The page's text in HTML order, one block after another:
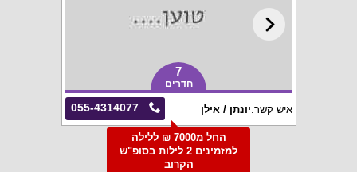
7
חדרים
055-4314077 איש קשר:יונתן / אילן
החל מ7000 ₪ ללילה
למזמינים 2 לילות בסופ"ש
הקרוב